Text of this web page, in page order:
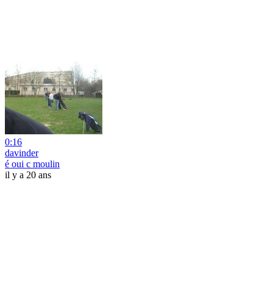
0:16
davinder
é oui c moulin
il y a 20 ans